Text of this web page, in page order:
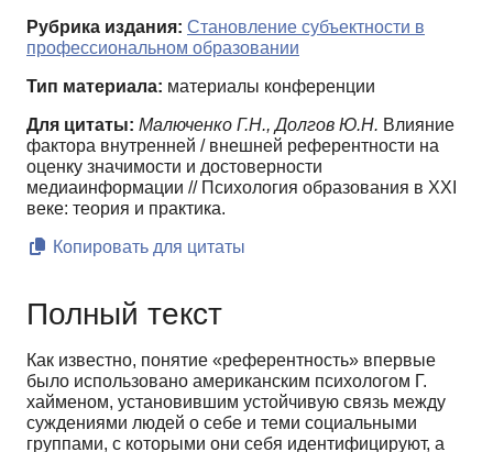
Рубрика издания: Становление субъектности в
профессиональном образовании
Тип материала: материалы конференции
Для цитаты: Малюченко Г.Н., Долгов Ю.Н. Влияние
фактора внутренней / внешней референтности на
оценку значимости и достоверности
медиаинформации // Психология образования в XXI
веке: теория и практика.
Копировать для цитаты
Полный текст
Как известно, понятие «референтность» впервые
было использовано американским психо­логом Г.
хайменом, установившим устойчивую связь между
суждениями людей о себе и теми со­циальными
группами, с которыми они себя идентифицируют, а